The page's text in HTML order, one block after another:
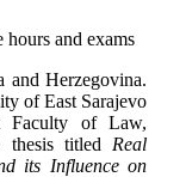
hours and exams
and Herzegovina.
of East Sarajevo
Faculty of Law,
titled Real
its Influence on